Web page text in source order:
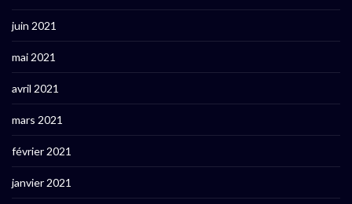
juin 2021
mai 2021
avril 2021
mars 2021
février 2021
janvier 2021